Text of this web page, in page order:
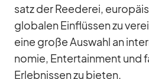
satz der Ree­de­rei,
glo­ba­len Ein­flüs­sen zu
eine große Aus­wahl an
no­mie, En­ter­tain­ment und
Er­leb­nis­sen zu bie­ten.